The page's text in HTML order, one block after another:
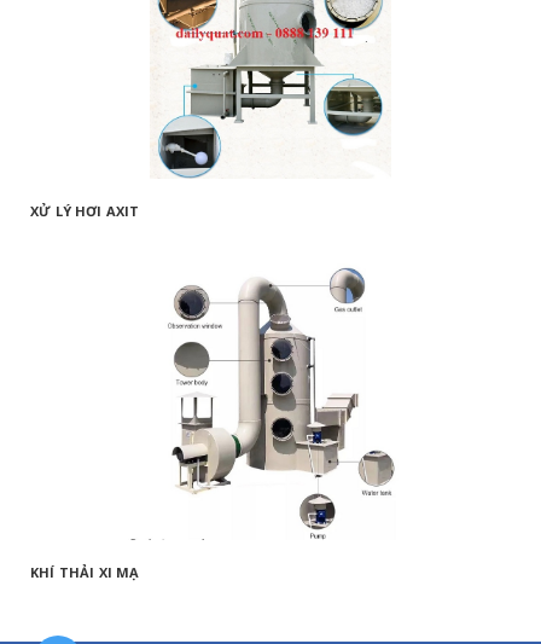
XỬ LÝ HƠI AXIT
KHÍ THẢI XI MẠ